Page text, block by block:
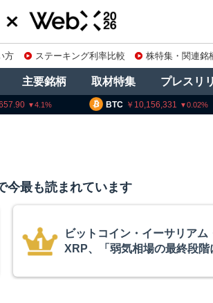
方 ステーキング利率比較 株特集・関連銘
主要銘柄 取材特集 プレスリ
BTC 10,156,331 0.02 ETH
今最も読まれています
アーサー・ヘイズ、AIバブル
政府救済でビットコイン100